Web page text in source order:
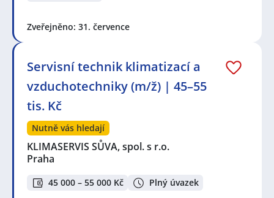
Zveřejněno: 31. července
Servisní technik klimatizací a
vzduchotechniky (m/ž) | 45–55
tis. Kč
Nutně vás hledají
KLIMASERVIS SŮVA, spol. s r.o.
Praha
45 000 – 55 000 Kč Plný úvazek